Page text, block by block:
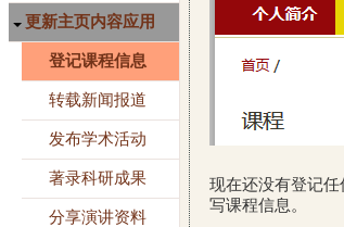
现在还没有登记
写课程信息。
更新主页内容应用
登记课程信息
转载新闻报道
发布学术活动
著录科研成果
分享演讲资料